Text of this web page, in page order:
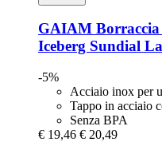
GAIAM
Iceberg Sundial
-5%
Acciaio inox per
Tappo in acciaio
Senza BPA
€ 19,46 € 20,49